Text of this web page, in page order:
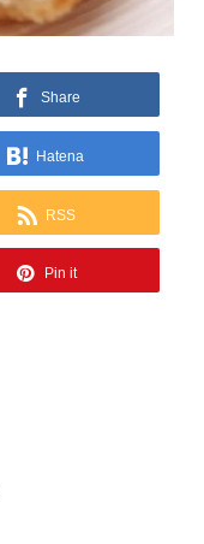
Share
Hatena
RSS
Pin it